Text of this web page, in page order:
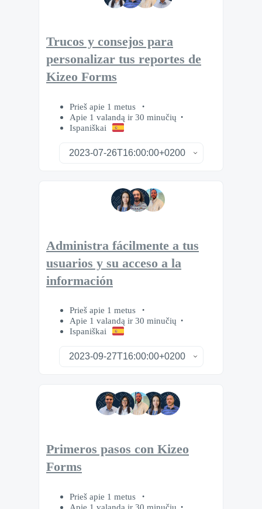
Trucos y consejos para
personalizar tus reportes de
Kizeo Forms
Prieš apie 1 metus
Apie 1 valandą ir 30 minučių
Ispaniškai
Administra fácilmente a tus
usuarios y su acceso a la
información
Prieš apie 1 metus
Apie 1 valandą ir 30 minučių
Ispaniškai
Primeros pasos con Kizeo
Forms
Prieš apie 1 metus
Apie 1 valandą ir 30 minučių